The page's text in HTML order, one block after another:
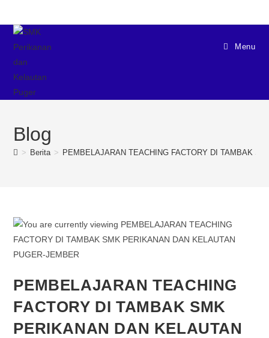
Menu
Blog
> Berita > PEMBELAJARAN TEACHING FACTORY DI TAMBAK
PEMBELAJARAN TEACHING
FACTORY DI TAMBAK SMK
PERIKANAN DAN KELAUTAN